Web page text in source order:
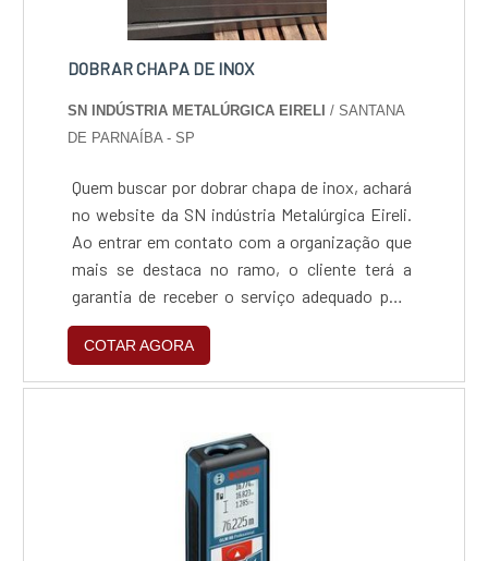
DOBRAR CHAPA DE INOX
SN INDÚSTRIA METALÚRGICA EIRELI / SANTANA
DE PARNAÍBA - SP
Quem buscar por dobrar chapa de inox, achará
no website da SN indústria Metalúrgica Eireli.
Ao entrar em contato com a organização que
mais se destaca no ramo, o cliente terá a
garantia de receber o serviço adequado para
cada necessidade, além de contar com o
suporte de uma equipe pronta para sanar
qualquer dúvida.Quando a busca é por dobrar
da SN indústria Metalúrgica Eireli o cliente
encontrará assertividade e comprometimento
com o resultado final.MAIS INFORMAÇÕES
RELEVANTES SOBRE DOBRAR CHAPA DE
INOXA SN indústria Metalúrgica Eireli foca sua
COTAR AGORA